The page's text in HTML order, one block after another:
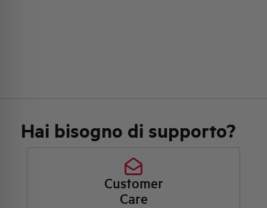
Hai bisogno di supporto?
Customer
Care